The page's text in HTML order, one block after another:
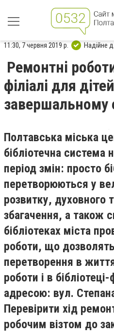
11:30, 7 червня 2019 р. Надійне
Ремонтні
філіалі для
завершальному
Полтавська міська
бібліотечна система
період змін: просто
перетворюються у
розвитку, духовного
збагачення, а також
бібліотеках міста
роботи, що дозволять
перетворення в
роботи і в
адресою: вул.
Перевірити хід
робочим візтом до